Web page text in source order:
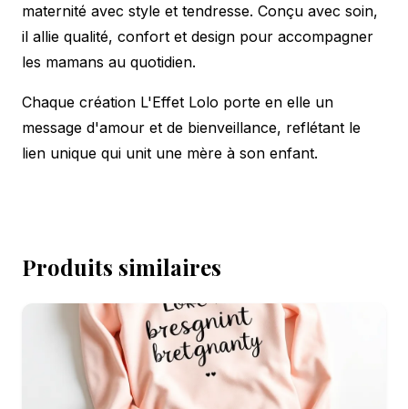
maternité avec style et tendresse. Conçu avec soin,
il allie qualité, confort et design pour accompagner
les mamans au quotidien.
Chaque création L'Effet Lolo porte en elle un
message d'amour et de bienveillance, reflétant le
lien unique qui unit une mère à son enfant.
Produits similaires